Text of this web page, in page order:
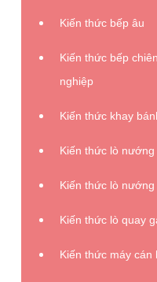
Kiến thức bếp âu
Kiến thức bếp
nghiệp
Kiến thức khay
Kiến thức lò nướng
Kiến thức lò
Kiến thức lò quay
Kiến thức máy cán